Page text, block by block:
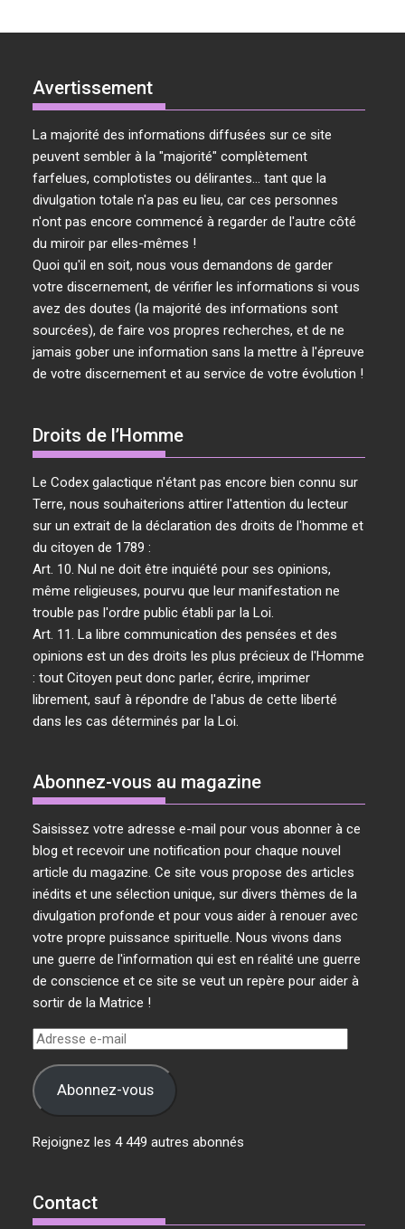
Avertissement
La majorité des informations diffusées sur ce site
peuvent sembler à la "majorité" complètement
farfelues, complotistes ou délirantes... tant que la
divulgation totale n'a pas eu lieu, car ces personnes
n'ont pas encore commencé à regarder de l'autre côté
du miroir par elles-mêmes !
Quoi qu'il en soit, nous vous demandons de garder
votre discernement, de vérifier les informations si vous
avez des doutes (la majorité des informations sont
sourcées), de faire vos propres recherches, et de ne
jamais gober une information sans la mettre à l'épreuve
de votre discernement et au service de votre évolution !
Droits de l’Homme
Le Codex galactique n'étant pas encore bien connu sur
Terre, nous souhaiterions attirer l'attention du lecteur
sur un extrait de la déclaration des droits de l'homme et
du citoyen de 1789 :
Art. 10. Nul ne doit être inquiété pour ses opinions,
même religieuses, pourvu que leur manifestation ne
trouble pas l'ordre public établi par la Loi.
Art. 11. La libre communication des pensées et des
opinions est un des droits les plus précieux de l'Homme
: tout Citoyen peut donc parler, écrire, imprimer
librement, sauf à répondre de l'abus de cette liberté
dans les cas déterminés par la Loi.
Abonnez-vous au magazine
Saisissez votre adresse e-mail pour vous abonner à ce
blog et recevoir une notification pour chaque nouvel
article du magazine. Ce site vous propose des articles
inédits et une sélection unique, sur divers thèmes de la
divulgation profonde et pour vous aider à renouer avec
votre propre puissance spirituelle. Nous vivons dans
une guerre de l'information qui est en réalité une guerre
de conscience et ce site se veut un repère pour aider à
sortir de la Matrice !
Adresse
mail Abonnez-vous
Rejoignez les 4 449 autres abonnés
Contact